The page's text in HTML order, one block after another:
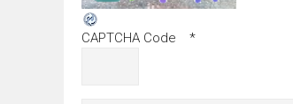
CAPTCHA Code *